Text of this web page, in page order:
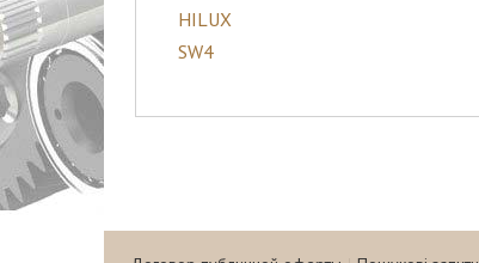
HILUX
SW4